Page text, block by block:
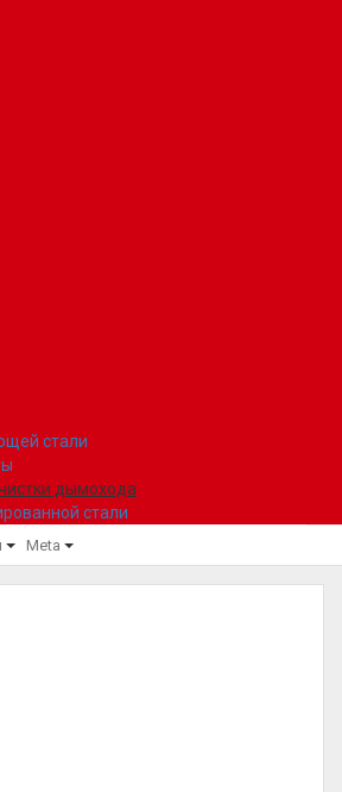
стали
дымохода
стали
Meta